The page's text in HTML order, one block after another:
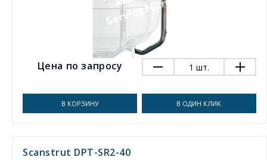
Цена по запросу 1 шт.
В КОРЗИНУ В ОДИН КЛИК
Scanstrut DPT-SR2-40